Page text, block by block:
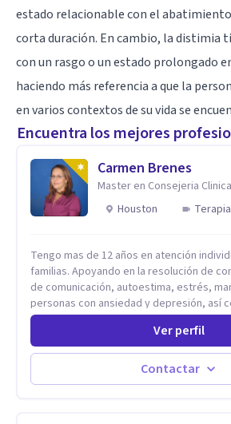
estado relacionable con el
corta duración. En cambio, la distimia
con un rasgo o un estado prolongado
haciendo más referencia a que la
en varios contextos de su vida se
Encuentra los mejores
Carmen Brenes
Master en Consejeria
Houston
Tengo mas de 12 años en atención
familias. Apoyando en la resolución de
de comunicación, autoestima, estrés,
personas con ansiedad y depresión, así
conducta y comportamiento. Desarrollo
Estableciendo metas a corto y largo
vida de cada uno tener su propia vision.
Ver perfil
Contactar